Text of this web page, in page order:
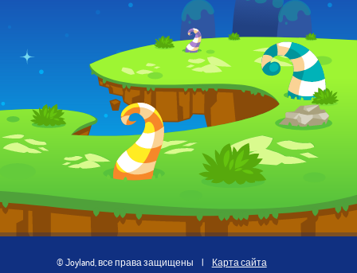
© Joyland, все права защищены | Карта сайта